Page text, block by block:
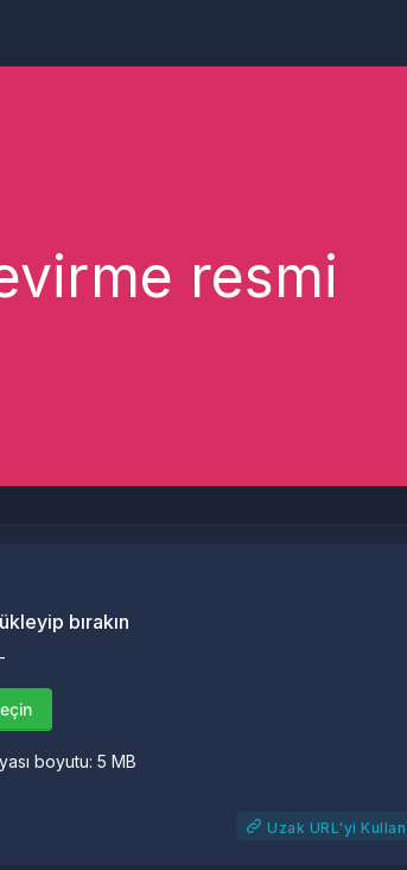
resmi
bırakın
boyutu: 5 MB
Uzak URL'yi Kullan